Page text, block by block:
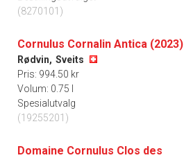
(8270101)
Cornulus Cornalin Antica (2023)
Rødvin, Sveits
Pris: 994.50 kr
Volum: 0.75 l
Spesialutvalg
(19255201)
Domaine Cornulus Clos des